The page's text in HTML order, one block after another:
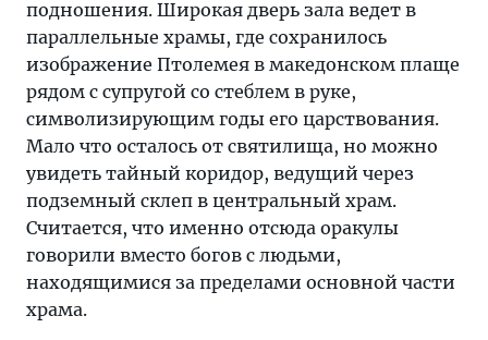
подношения. Широкая дверь зала ведет в
параллельные храмы, где сохранилось
изображение Птолемея в македонском плаще
рядом с супругой со стеблем в руке,
символизирующим годы его царствования.
Мало что осталось от святилища, но можно
увидеть тайный коридор, ведущий через
подземный склеп в центральный храм.
Считается, что именно отсюда оракулы
говорили вместо богов с людьми,
находящимися за пределами основной части
храма.